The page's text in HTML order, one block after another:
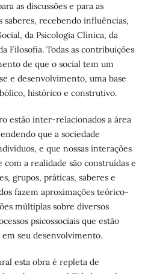
as discussões e para as
saberes, recebendo influências,
da Psicologia Clínica, da
Filosofia. Todas as contribuições
de que o social tem um
e desenvolvimento, uma base
histórico e construtivo.
estão inter-relacionados a área
que a sociedade
e que nossas interações
a realidade são construídas e
grupos, práticas, saberes e
fazem aproximações teórico-
múltiplas sobre diversos
psicossociais que estão
seu desenvolvimento.
esta obra é repleta de